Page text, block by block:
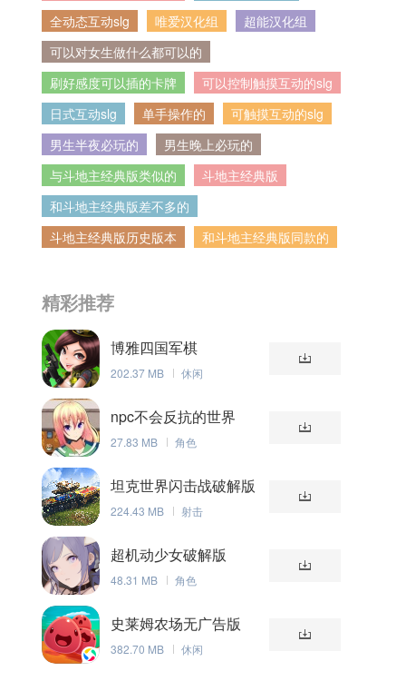
全动态互动slg
唯爱汉化组
超能汉化组
可以对女生做什么都可以的
刷好感度可以插的卡牌
可以控制触摸互动的slg
日式互动slg
单手操作的
可触摸互动的slg
男生半夜必玩的
男生晚上必玩的
与斗地主经典版类似的
斗地主经典版
和斗地主经典版差不多的
斗地主经典版历史版本
和斗地主经典版同款的
精彩推荐
博雅四国军棋
202.37 MB 休闲
npc不会反抗的世界
27.83 MB 角色
坦克世界闪击战破解版
224.43 MB 射击
超机动少女破解版
48.31 MB 角色
史莱姆农场无广告版
382.70 MB 休闲